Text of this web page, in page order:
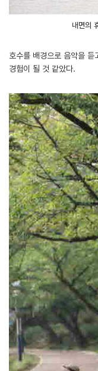
내면의
호수를 배경으로 음악을
경험이 될 것 같았다.